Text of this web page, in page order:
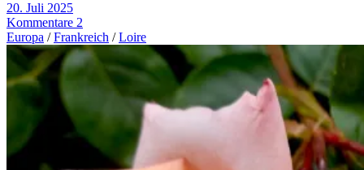
20. Juli 2025
Kommentare 2
Europa /Frankreich /Loire